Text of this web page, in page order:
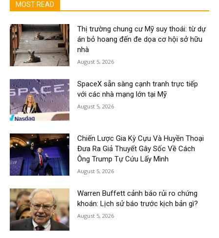
MOST READ
Thị trường chung cư Mỹ suy thoái: từ dự
án bỏ hoang đến đe dọa cơ hội sở hữu
nhà
August 5, 2026
SpaceX sẵn sàng cạnh tranh trực tiếp
với các nhà mạng lớn tại Mỹ
August 5, 2026
Chiến Lược Gia Kỳ Cựu Và Huyền Thoại
Đưa Ra Giả Thuyết Gây Sốc Về Cách
Ông Trump Tự Cứu Lấy Mình
August 5, 2026
Warren Buffett cảnh báo rủi ro chứng
khoán: Lịch sử báo trước kịch bản gì?
August 5, 2026